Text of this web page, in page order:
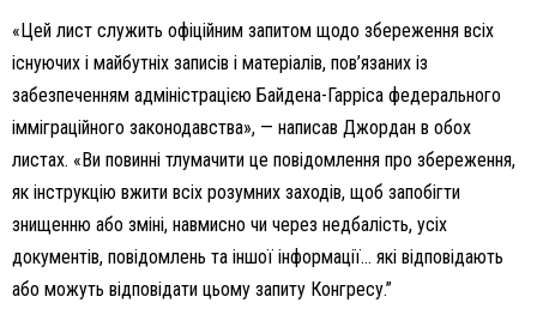
«Цей лист служить офіційним запитом щодо збереження всіх
існуючих і майбутніх записів і матеріалів, пов’язаних із
забезпеченням адміністрацією Байдена-Гарріса федерального
імміграційного законодавства», — написав Джордан в обох
листах. «Ви повинні тлумачити це повідомлення про збереження,
як інструкцію вжити всіх розумних заходів, щоб запобігти
знищенню або зміні, навмисно чи через недбалість, усіх
документів, повідомлень та іншої інформації… які відповідають
або можуть відповідати цьому запиту Конгресу.”